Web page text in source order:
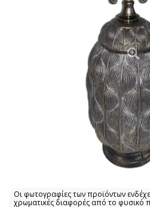
Οι φωτογραφίες των προϊόντων
χρωματικές διαφορές από το φυσικό